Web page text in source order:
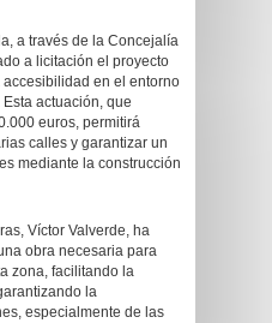
a través de la Concejalía
a licitación el proyecto
en el entorno
actuación, que
euros, permitirá
calles y garantizar un
mediante la construcción
Víctor Valverde, ha
obra necesaria para
zona, facilitando la
la
especialmente de las